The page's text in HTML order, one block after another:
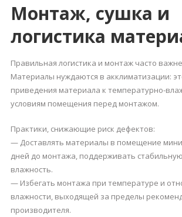
Монтаж, сушка и
логистика
Правильная логистика и монтаж часто
Материалы нуждаются в акклиматизации:
приведения материала к температурно-
условиям помещения перед монтажом.
Практики, снижающие риск дефектов:
— Доставлять материалы в помещение
дней до монтажа, поддерживать
влажность.
— Избегать монтажа при температуре и
влажности, выходящей за пределы
производителя.